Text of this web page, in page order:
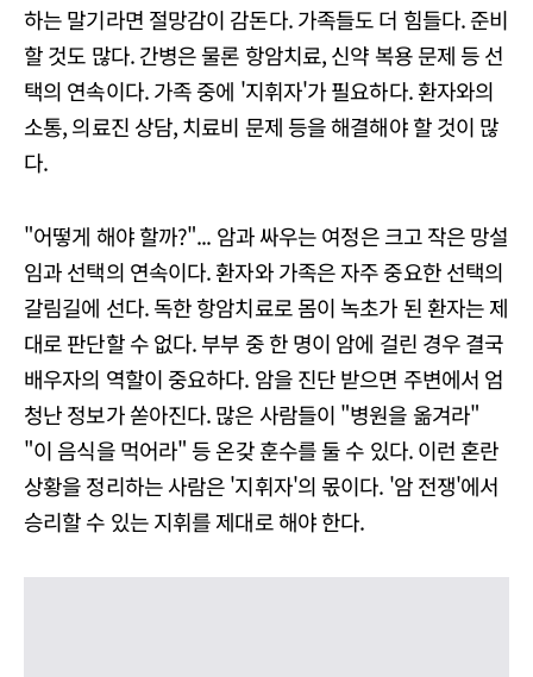
하는 말기라면 절망감이 감돈다. 가족들도 더 힘들다. 준비
할 것도 많다. 간병은 물론 항암치료, 신약 복용 문제 등 선
택의 연속이다. 가족 중에 '지휘자'가 필요하다. 환자와의
소통, 의료진 상담, 치료비 문제 등을 해결해야 할 것이 많
다.
"어떻게 해야 할까?"... 암과 싸우는 여정은 크고 작은 망설
임과 선택의 연속이다. 환자와 가족은 자주 중요한 선택의
갈림길에 선다. 독한 항암치료로 몸이 녹초가 된 환자는 제
대로 판단할 수 없다. 부부 중 한 명이 암에 걸린 경우 결국
배우자의 역할이 중요하다. 암을 진단 받으면 주변에서 엄
청난 정보가 쏟아진다. 많은 사람들이 "병원을 옮겨라"
"이 음식을 먹어라" 등 온갖 훈수를 둘 수 있다. 이런 혼란
상황을 정리하는 사람은 '지휘자'의 몫이다. '암 전쟁'에서
승리할 수 있는 지휘를 제대로 해야 한다.